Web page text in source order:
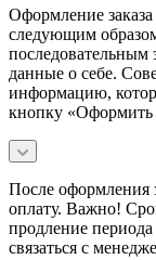
Оформление
следующим
последовательным
данные о себе.
информацию,
кнопку «Оформить
После оформления
оплату. Важно!
продление
связаться с